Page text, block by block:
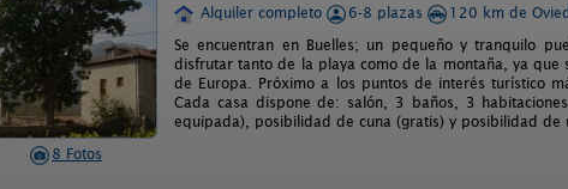
8 Fotos
Alquiler completo
6-8 plazas
120 km de
Se encuentran en Buelles; un pequeño y tranquilo
disfrutar tanto de la playa como de la montaña, ya que
de Europa. Próximo a los puntos de interés turístico
Cada casa dispone de: salón, 3 baños, 3
equipada), posibilidad de cuna (gratis) y posibilidad de